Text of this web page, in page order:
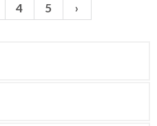
4 5 ›